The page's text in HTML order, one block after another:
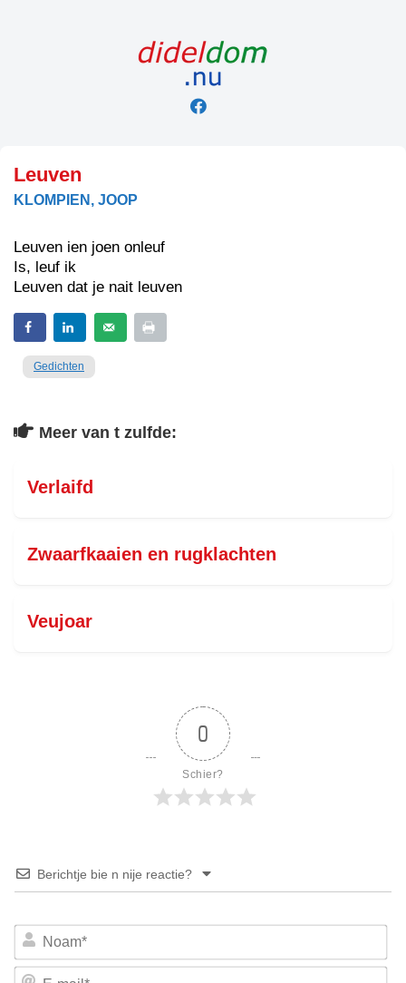
Leuven
KLOMPIEN, JOOP
Leuven ien joen onleuf
Is, leuf ik
Leuven dat je nait leuven
Gedichten
Meer van t zulfde:
Verlaifd
Zwaarfkaaien en rugklachten
Veujoar
0
Schier?
Berichtje bie n nije reactie?
E-